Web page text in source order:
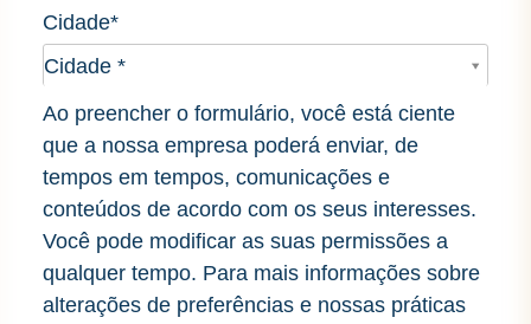
Cidade*
Cidade *
Cidade*
Ao preencher o formulário, você está ciente
que a nossa empresa poderá enviar, de
tempos em tempos, comunicações e
conteúdos de acordo com os seus interesses.
Você pode modificar as suas permissões a
qualquer tempo. Para mais informações sobre
alterações de preferências e nossas práticas